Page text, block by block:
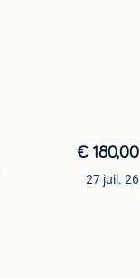
€ 180,00
27 juil. 26